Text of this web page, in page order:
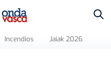
Incendios Jaiak 2026